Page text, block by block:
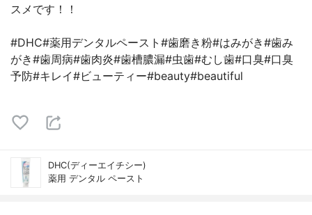
スメです！！
#DHC#薬用デンタルペースト#歯磨き粉#はみがき#歯み
がき#歯周病#歯肉炎#歯槽膿漏#虫歯#むし歯#口臭#口臭
予防#キレイ#ビューティー#beauty#beautiful
DHC(ディーエイチシー)
薬用 デンタル ペースト